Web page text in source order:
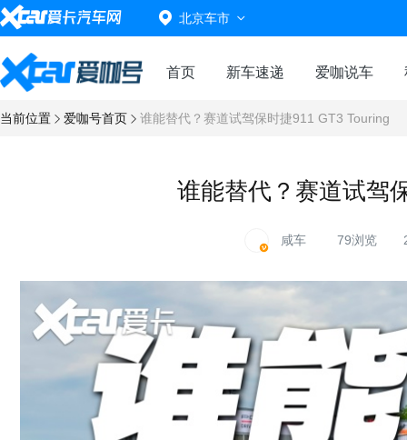
北京车市
首页 新车速递 爱咖说车
当前位置 爱咖号首页 谁能替代？赛道试驾保时捷911 GT3 Touring
谁能替代？赛道试驾
咸车 79浏览